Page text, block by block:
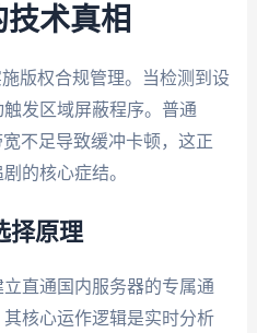
术真相
版权合规管理。当检测到设
发区域屏蔽程序。普通
不足导致缓冲卡顿，这正
的核心症结。
择原理
直通国内服务器的专属通
核心运作逻辑是实时分析